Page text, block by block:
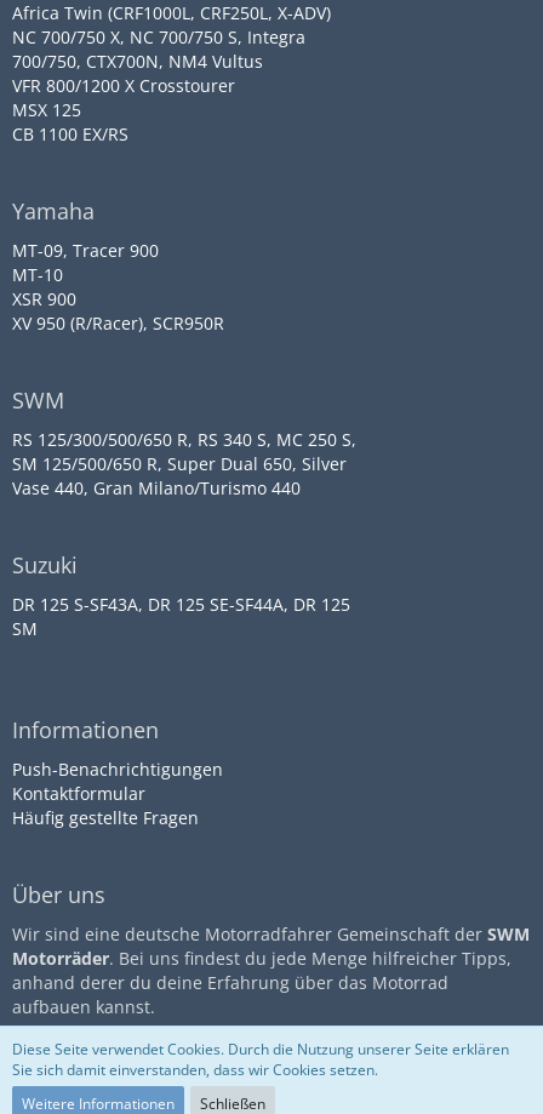
Africa Twin (CRF1000L, CRF250L, X-ADV)
NC 700/750 X, NC 700/750 S, Integra
700/750, CTX700N, NM4 Vultus
VFR 800/1200 X Crosstourer
MSX 125
CB 1100 EX/RS
Yamaha
MT-09, Tracer 900
MT-10
XSR 900
XV 950 (R/Racer), SCR950R
SWM
RS 125/300/500/650 R, RS 340 S, MC 250 S,
SM 125/500/650 R, Super Dual 650, Silver
Vase 440, Gran Milano/Turismo 440
Suzuki
DR 125 S-SF43A, DR 125 SE-SF44A, DR 125
SM
Informationen
Push-Benachrichtigungen
Kontaktformular
Häufig gestellte Fragen
Über uns
Wir sind eine deutsche Motorradfahrer Gemeinschaft der SWM
Motorräder. Bei uns findest du jede Menge hilfreicher Tipps,
anhand derer du deine Erfahrung über das Motorrad
aufbauen kannst.
Community-Software:WoltLab
Suite™
Impressum
Diese Seite verwendet Cookies. Durch die Nutzung unserer Seite erklären
Sie sich damit einverstanden, dass wir Cookies setzen.
Weitere Informationen
Schließen